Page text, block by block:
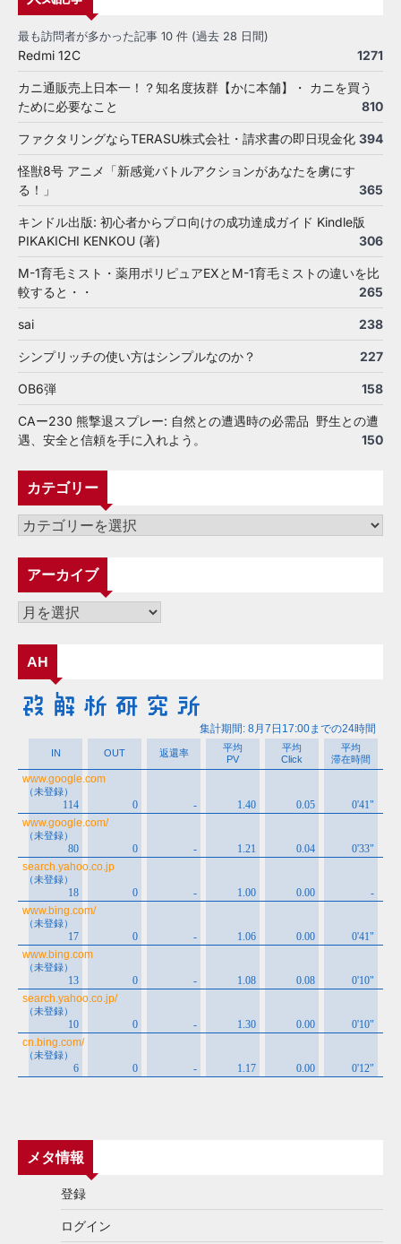
最も訪問者が多かった記事 10 件 (過去 28 日間)
Redmi 12C 1271
カニ通販売上日本一！？知名度抜群【かに本舗】・ カニを買う
ために必要なこと
810
ファクタリングならTERASU株式会社・請求書の即日現金化 394
怪獣8号 アニメ「新感覚バトルアクションがあなたを虜にす
る！」
365
キンドル出版: 初心者からプロ向けの成功達成ガイド Kindle版
PIKAKICHI KENKOU (著)
306
M-1育毛ミスト・薬用ポリピュアEXとM-1育毛ミストの違いを比
較すると・・
265
sai 238
シンプリッチの使い方はシンプルなのか？ 227
OB6弾 158
CAー230 熊撃退スプレー: 自然との遭遇時の必需品 野生との遭
遇、安全と信頼を手に入れよう。
150
カテゴリー
カ
ゴ
リ
ー
アーカイブ
ア
カ
イ
ブ
AH
メタ情報
登録
ログイン